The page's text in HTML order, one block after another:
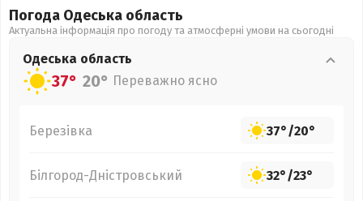
Погода Одеська область
Актуальна інформація про погоду та атмосферні умови на сьогодні
Одеська область
37° 20° Переважно ясно
Березівка 37°/20°
Білгород-Дністровський 32°/23°